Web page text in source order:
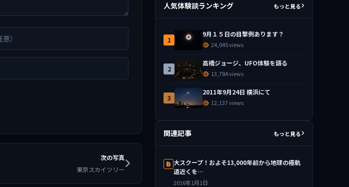
次の写真
東京スカイツリー
人気体験談ランキング もっと見る
1
9月１５日の目撃例あります？
24,045 views
2
高橋ジョージ、UFO体験を語る
13,784 views
3
2011年9月24日 横浜にて
12,137 views
関連記事 もっと見る
大スクープ！およそ13,000年前から地球の極軌
道近くを…
2016年1月1日